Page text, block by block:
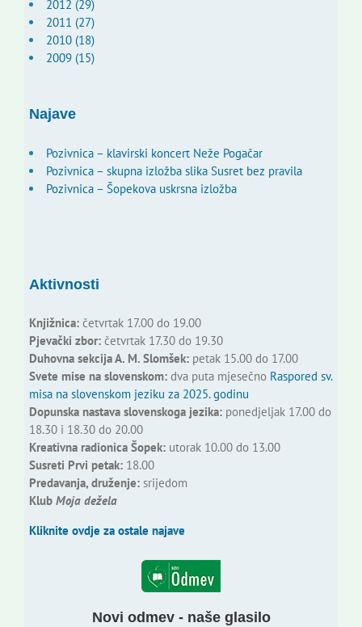
2012 (29)
2011 (27)
2010 (18)
2009 (15)
Najave
Pozivnica – klavirski koncert Neže Pogačar
Pozivnica – skupna izložba slika Susret bez pravila
Pozivnica – Šopekova uskrsna izložba
Aktivnosti
Knjižnica:četvrtak 17.00 do 19.00
Pjevački zbor:četvrtak 17.30 do 19.30
Duhovna sekcija A. M. Slomšek:petak 15.00 do 17.00
Svete mise na slovenskom:dva puta mjesečno Raspored sv.
misa na slovenskom jeziku za 2025. godinu
Dopunska nastava slovenskoga jezika:ponedjeljak 17.00 do
18.30 i 18.30 do 20.00
Kreativna radionica Šopek:utorak 10.00 do 13.00
Susreti Prvi petak:18.00
Predavanja, druženje:srijedom
Klub Moja dežela
Kliknite ovdje za ostale najave
Novi odmev - naše glasilo